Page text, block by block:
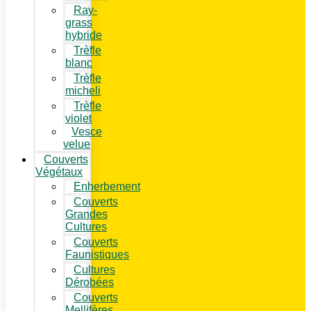
Ray-
grass
hybride
Trèfle
blanc
Trèfle
micheli
Trèfle
violet
Vesce
velue
Couverts
Végétaux
Enherbement
Couverts
Grandes
Cultures
Couverts
Faunistiques
Cultures
Dérobées
Couverts